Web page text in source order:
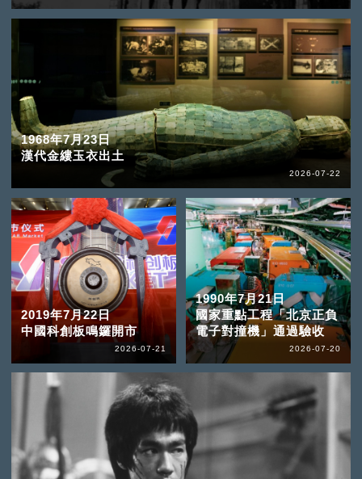
1968年7月23日
漢代金縷玉衣出土
2026-07-22
2019年7月22日
中國科創板鳴鑼開市
2026-07-21
1990年7月21日
國家重點工程「北京正負
電子對撞機」通過驗收
2026-07-20